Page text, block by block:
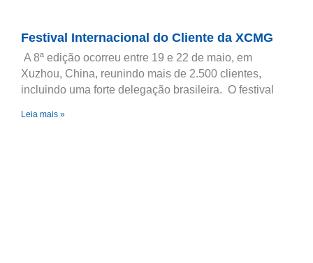
Festival Internacional do Cliente da XCMG
A 8ª edição ocorreu entre 19 e 22 de maio, em
Xuzhou, China, reunindo mais de 2.500 clientes,
incluindo uma forte delegação brasileira. O festival
Leia mais »